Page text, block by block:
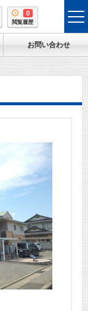
0
閲覧履歴
お問い合わせ